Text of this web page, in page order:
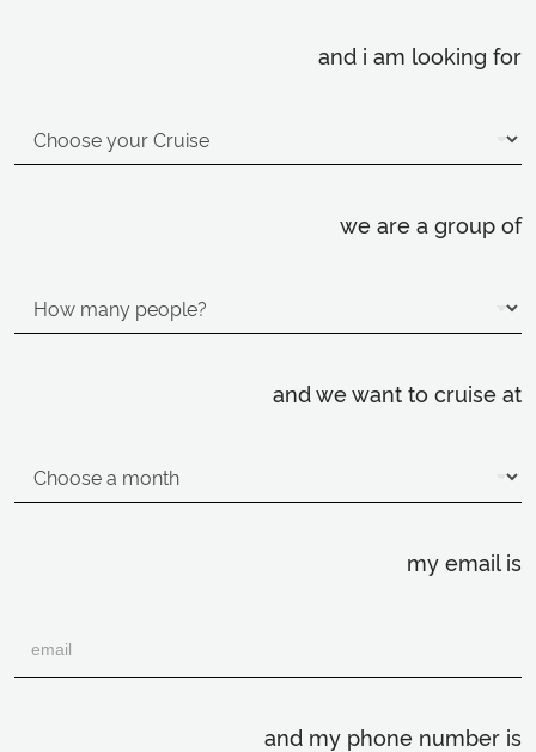
and i am looking for
we are a group of
and we want to cruise at
my email is
and my phone number is